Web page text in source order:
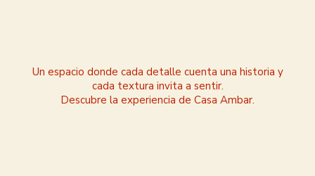
Un espacio donde cada detalle cuenta una historia y
cada textura invita a sentir.
Descubre la experiencia de Casa Ambar.